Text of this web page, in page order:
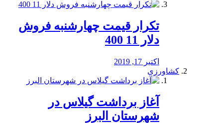
تکرار قیمت چهارشنبه فروش
دلار 11 400
اکتبر 17, 2019
کشاورزی
آغاز برداشت گیلاس در
شهرستان البرز